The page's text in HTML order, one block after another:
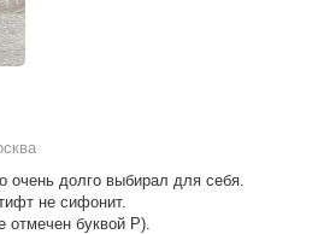
очень долго выбирал для себя.
не сифонит.
отмечен буквой Р).